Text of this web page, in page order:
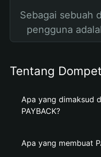
Sebagai sebuah
pengguna
Tentang
Apa yang dimaksud
PAYBACK?
Apa yang membuat